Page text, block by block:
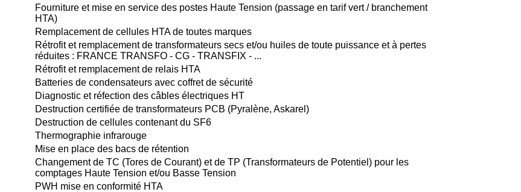
Fourniture et mise en service des postes Haute Tension (passage en tarif vert / branchement
HTA)
Remplacement de cellules HTA de toutes marques
Rétrofit et remplacement de transformateurs secs et/ou huiles de toute puissance et à pertes
réduites : FRANCE TRANSFO - CG - TRANSFIX - ...
Rétrofit et remplacement de relais HTA
Batteries de condensateurs avec coffret de sécurité
Diagnostic et réfection des câbles électriques HT
Destruction certifiée de transformateurs PCB (Pyralène, Askarel)
Destruction de cellules contenant du SF6
Thermographie infrarouge
Mise en place des bacs de rétention
Changement de TC (Tores de Courant) et de TP (Transformateurs de Potentiel) pour les
comptages Haute Tension et/ou Basse Tension
PWH mise en conformité HTA